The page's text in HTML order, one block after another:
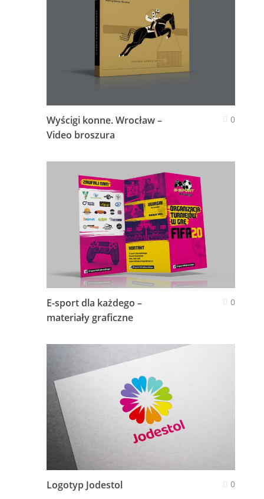
Wyścigi konne. Wrocław –
Video broszura
0
E-sport dla każdego –
materiały graficzne
0
Logotyp Jodestol 0